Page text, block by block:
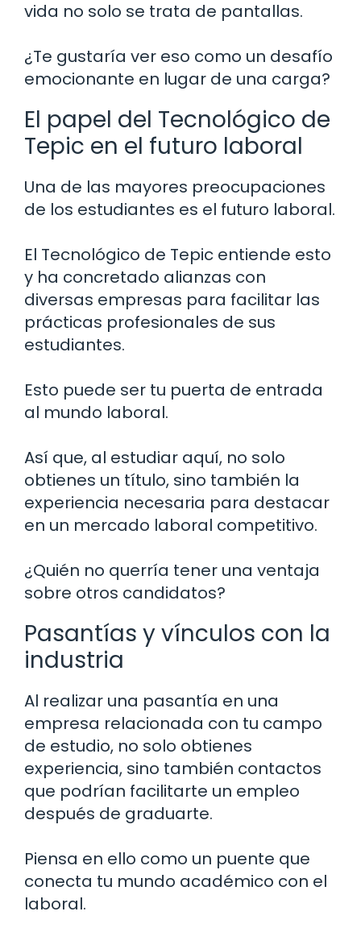
vida no solo se trata de pantallas.
¿Te gustaría ver eso como un desafío
emocionante en lugar de una carga?
El papel del Tecnológico de
Tepic en el futuro laboral
Una de las mayores preocupaciones
de los estudiantes es el futuro laboral.
El Tecnológico de Tepic entiende esto
y ha concretado alianzas con
diversas empresas para facilitar las
prácticas profesionales de sus
estudiantes.
Esto puede ser tu puerta de entrada
al mundo laboral.
Así que, al estudiar aquí, no solo
obtienes un título, sino también la
experiencia necesaria para destacar
en un mercado laboral competitivo.
¿Quién no querría tener una ventaja
sobre otros candidatos?
Pasantías y vínculos con la
industria
Al realizar una pasantía en una
empresa relacionada con tu campo
de estudio, no solo obtienes
experiencia, sino también contactos
que podrían facilitarte un empleo
después de graduarte.
Piensa en ello como un puente que
conecta tu mundo académico con el
laboral.